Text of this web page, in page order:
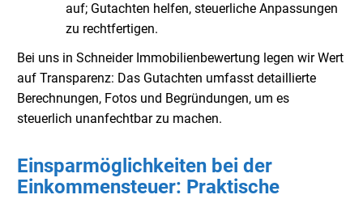
auf; Gutachten helfen, steuerliche Anpassungen
zu rechtfertigen.
Bei uns in Schneider Immobilienbewertung legen wir Wert
auf Transparenz: Das Gutachten umfasst detaillierte
Berechnungen, Fotos und Begründungen, um es
steuerlich unanfechtbar zu machen.
Einsparmöglichkeiten bei der
Einkommensteuer: Praktische